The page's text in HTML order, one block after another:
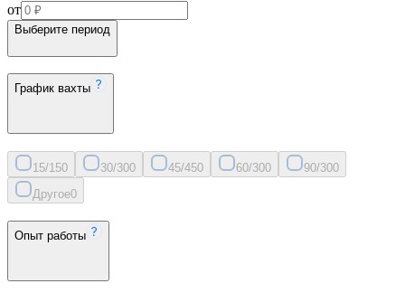
от
Выберите период
График вахты
15/150 30/300 45/450 60/300 90/300
Другое0
Опыт работы